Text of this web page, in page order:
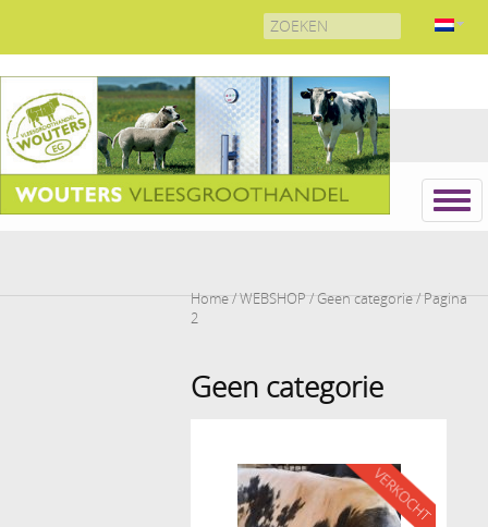
Search
for:
Home/WEBSHOP/Geen categorie/ Pagina
2
Geen categorie